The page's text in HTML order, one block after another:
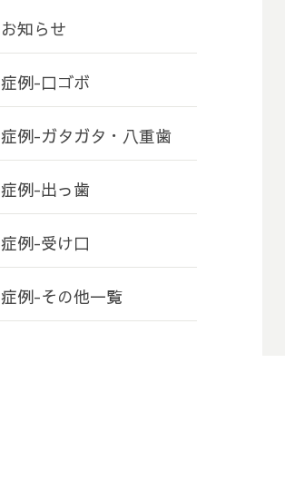
お知らせ
症例-口ゴボ
症例-ガタガタ・八重歯
症例-出っ歯
症例-受け口
症例-その他一覧